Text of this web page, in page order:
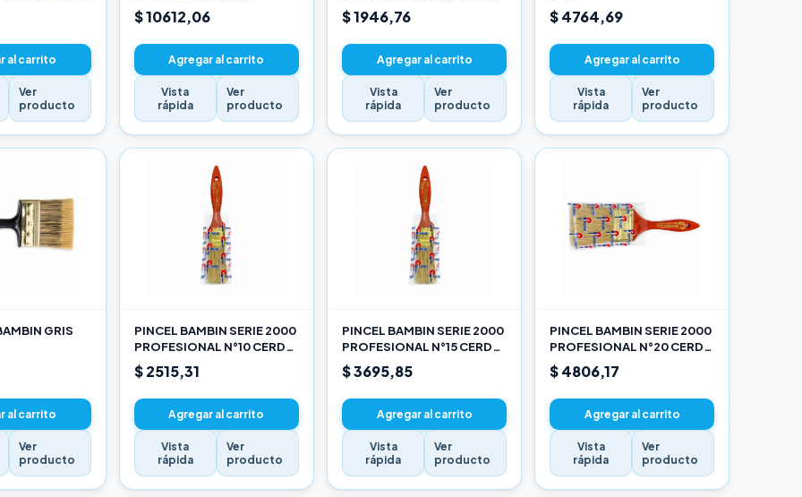
al carrito
Ver
producto
BLANCA
$ 10612,06
Agregar al carrito
Vista
rápida
Ver
producto
$ 1946,76
Agregar al carrito
Vista
rápida
Ver
producto
$ 4764,69
Agregar al carrito
Vista
rápida
Ver
producto
GRIS
al carrito
Ver
producto
PINCEL BAMBIN SERIE 2000
PROFESIONAL N°10 CERDA
CHINA BLANCA
$ 2515,31
Agregar al carrito
Vista
rápida
Ver
producto
PINCEL BAMBIN SERIE 2000
PROFESIONAL N°15 CERDA
CHINA BLANCA
$ 3695,85
Agregar al carrito
Vista
rápida
Ver
producto
PINCEL BAMBIN SERIE 2000
PROFESIONAL N°20 CERDA
CHINA BLANCA
$ 4806,17
Agregar al carrito
Vista
rápida
Ver
producto